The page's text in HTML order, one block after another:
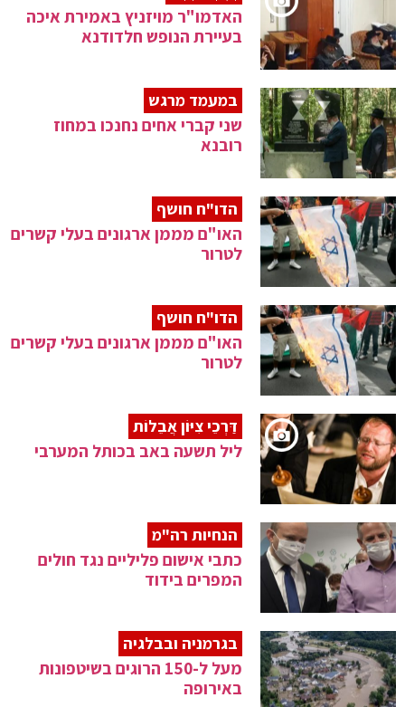
האדמו"ר מויזניץ באמירת איכה
בעיירת הנופש חלדודנא
במעמד מרגש
שני קברי אחים נחנכו במחוז
רובנא
הדו"ח חושף
האו"ם מממן ארגונים בעלי קשרים
לטרור
הדו"ח חושף
האו"ם מממן ארגונים בעלי קשרים
לטרור
דַּרְכֵי צִיּוֹן אֲבֵלוֹת
ליל תשעה באב בכותל המערבי
הנחיות רה"מ
כתבי אישום פליליים נגד חולים
המפרים בידוד
בגרמניה ובבלגיה
מעל ל-150 הרוגים בשיטפונות
באירופה